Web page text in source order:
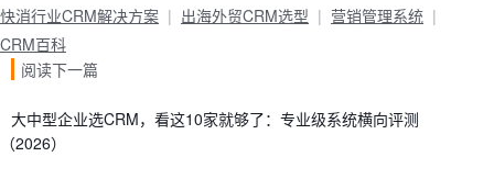
快消行业CRM解决方案
出海外贸CRM选型
营销管理系统
CRM百科
阅读下一篇
大中型企业选CRM，看这10家就够了：专业级系统横向评测
（2026）